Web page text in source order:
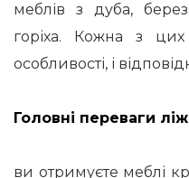
меблів з дуба,
горіха. Кожна з цих
особливості, і
Головні переваги
ви отримуєте меблі